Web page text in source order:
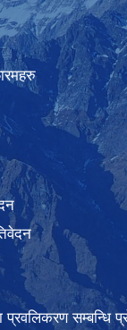
प्रवलिकरण सम्बन्धि